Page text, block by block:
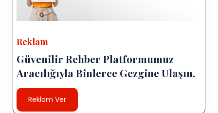
Reklam
Güvenilir Rehber Platformumuz
Aracılığıyla Binlerce Gezgine Ulaşın.
Reklam Ver